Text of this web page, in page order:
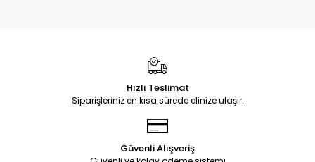
Hızlı Teslimat
Siparişleriniz en kısa sürede elinize ulaşır.
Güvenli Alışveriş